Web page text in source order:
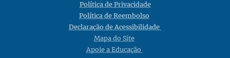
Política de Privacidade
Política de Reembolso
Declaração de Acessibilidade
Mapa do Site
Apoie a Educação